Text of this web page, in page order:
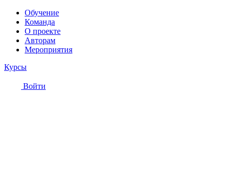
Обучение
Команда
О проекте
Авторам
Мероприятия
Курсы
Войти